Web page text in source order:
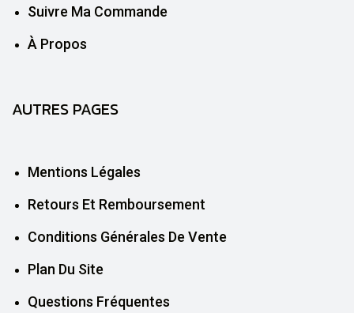
Suivre Ma Commande
À Propos
AUTRES PAGES
Mentions Légales
Retours Et Remboursement
Conditions Générales De Vente
Plan Du Site
Questions Fréquentes